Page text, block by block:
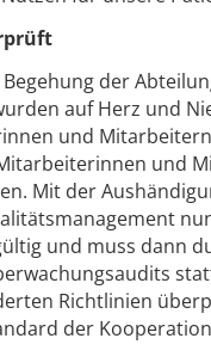
der
auf Herz und
und
und
Mit der
und muss dann
Richtlinien
der